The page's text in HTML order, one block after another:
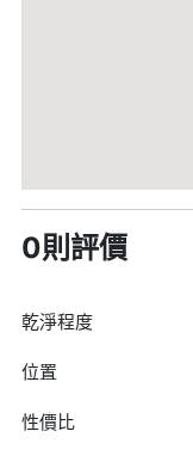
0則評價
乾淨程度
位置
性價比